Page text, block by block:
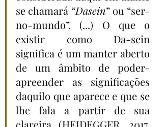
se chamará “Dasein” ou “ser-
no-mundo”. (...) O que o
existir como Da-sein
significa é um manter aberto
de um âmbito de poder-
apreender as significações
daquilo que aparece e que se
lhe fala a partir de sua
clareira (HEIDEGGER, 2017,